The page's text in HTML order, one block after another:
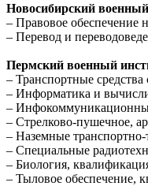
Новосибирский
– Правовое обеспечение
– Перевод и
Пермский военный
– Транспортные
– Информатика и
–
– Стрелково-пушечное,
– Наземные
– Специальные
– Биология,
– Тыловое обеспечение,